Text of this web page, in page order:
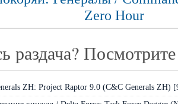
Zero Hour
раздача?
ZH: Project Raptor 9.0 (C&C Generals ZH)